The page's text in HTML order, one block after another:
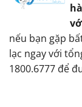
nếu bạn gặp
lạc ngay với
1800.6777 để